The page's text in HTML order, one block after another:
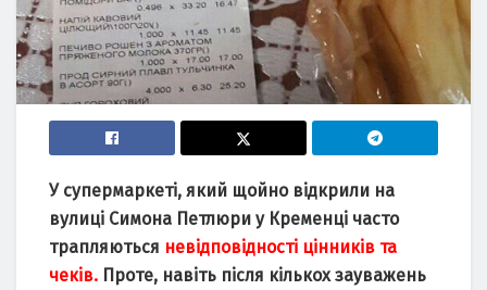
У супермаркеті, який щойно відкрили на
вулиці Симона Петлюри у Кременці часто
трапляються невідповідності цінників та
чеків. Проте, навіть після кількох зауважень